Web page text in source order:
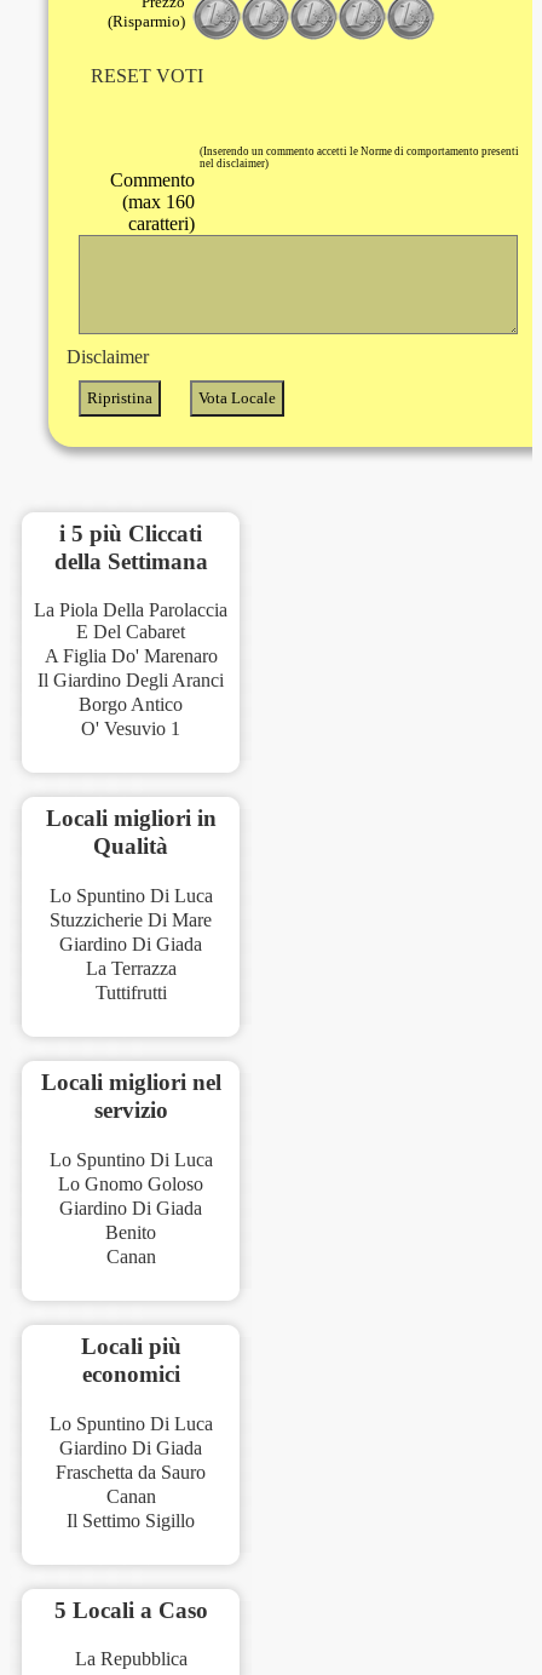
(Risparmio)
RESET VOTI
(Inserendo un commento accetti le Norme di comportamento presenti
nel disclaimer)
Commento
(max 160
caratteri)
Disclaimer
i 5 più Cliccati
della Settimana
La Piola Della Parolaccia
E Del Cabaret
A Figlia Do' Marenaro
Il Giardino Degli Aranci
Borgo Antico
O' Vesuvio 1
Locali migliori in
Qualità
Lo Spuntino Di Luca
Stuzzicherie Di Mare
Giardino Di Giada
La Terrazza
Tuttifrutti
Locali migliori nel
servizio
Lo Spuntino Di Luca
Lo Gnomo Goloso
Giardino Di Giada
Benito
Canan
Locali più
economici
Lo Spuntino Di Luca
Giardino Di Giada
Fraschetta da Sauro
Canan
Il Settimo Sigillo
5 Locali a Caso
La Repubblica